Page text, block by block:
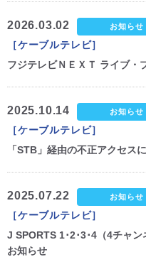
2026.03.02 お知らせ
［ケーブルテレビ］
フジテレビＮＥＸＴ ライブ・
2025.10.14 お知らせ
［ケーブルテレビ］
「STB」経由の不正アクセス
2025.07.22 お知らせ
［ケーブルテレビ］
J SPORTS 1･2･3･4（4チャ
お知らせ